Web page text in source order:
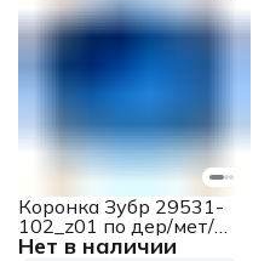
Нет в наличии
Коронка Зубр 29531-
102_z01 по дер/мет/
пласт (1пред.) для